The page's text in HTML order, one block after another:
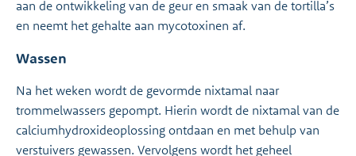
aan de ontwikkeling van de geur en smaak van de tortilla’s
en neemt het gehalte aan mycotoxinen af.
Wassen
Na het weken wordt de gevormde nixtamal naar
trommelwassers gepompt. Hierin wordt de nixtamal van de
calciumhydroxideoplossing ontdaan en met behulp van
verstuivers gewassen. Vervolgens wordt het geheel